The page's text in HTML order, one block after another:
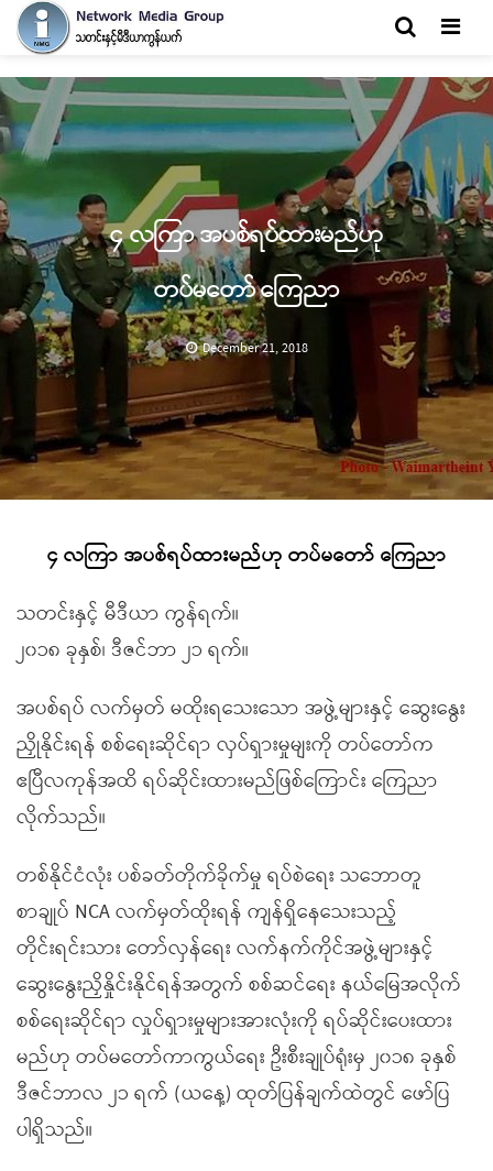
၄ လကြာ အပစ်ရပ်ထားမည်ဟု
တပ်မတော် ကြေညာ
December 21, 2018
၄ လကြာ အပစ်ရပ်ထားမည်ဟု တပ်မတော် ကြေညာ
သတင်းနှင့် မီဒီယာ ကွန်ရက်။
၂၀၁၈ ခုနှစ်၊ ဒီဇင်ဘာ ၂၁ ရက်။
အပစ်ရပ် လက်မှတ် မထိုးရသေးသော အဖွဲ့များနှင့် ဆွေးနွေး
ညှိုနိုင်းရန် စစ်ရေးဆိုင်ရာ လှပ်ရှားမှုမျးကို တပ်တော်က
ဧပြီလကုန်အထိ ရပ်ဆိုင်းထားမည်ဖြစ်ကြောင်း ကြေညာ
လိုက်သည်။
တစ်နိုင်ငံလုံး ပစ်ခတ်တိုက်ခိုက်မှု ရပ်စဲရေး သဘောတူ
စာချုပ် NCA လက်မှတ်ထိုးရန် ကျန်ရှိနေသေးသည့်
တိုင်းရင်းသား တော်လှန်ရေး လက်နက်ကိုင်အဖွဲ့များနှင့်
ဆွေးနွေးညှိနှိုင်းနိုင်ရန်အတွက် စစ်ဆင်ရေး နယ်မြေအလိုက်
စစ်ရေးဆိုင်ရာ လှုပ်ရှားမှုများအားလုံးကို ရပ်ဆိုင်းပေးထား
မည်ဟု တပ်မတော်ကာကွယ်ရေး ဦးစီးချုပ်ရုံးမှ ၂၀၁၈ ခုနှစ်
ဒီဇင်ဘာလ ၂၁ ရက် (ယနေ့) ထုတ်ပြန်ချက်ထဲတွင် ဖော်ပြ
ပါရှိသည်။